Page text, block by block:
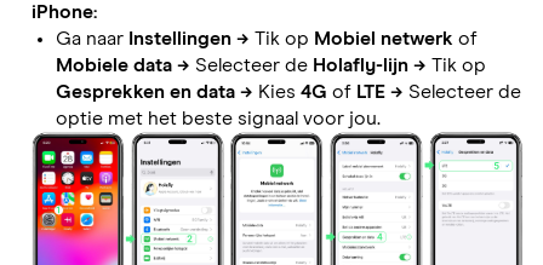
iPhone:
Ga naar Instellingen → Tik op Mobiel netwerk of
Mobiele data → Selecteer de Holafly-lijn → Tik op
Gesprekken en data → Kies 4G of LTE → Selecteer de
optie met het beste signaal voor jou.